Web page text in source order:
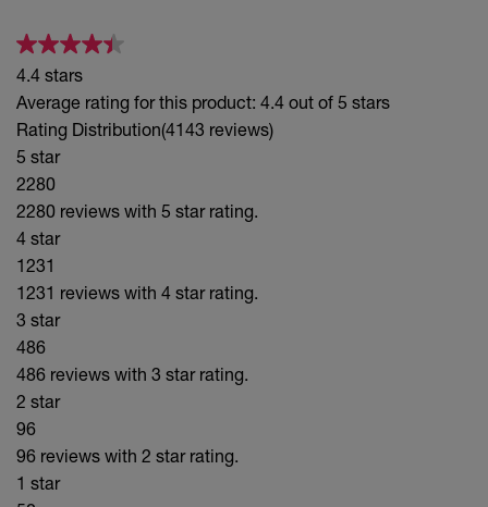
4.4 stars
Average rating for this product: 4.4 out of 5 stars
Rating Distribution(4143 reviews)
5 star
2280
2280 reviews with 5 star rating.
4 star
1231
1231 reviews with 4 star rating.
3 star
486
486 reviews with 3 star rating.
2 star
96
96 reviews with 2 star rating.
1 star